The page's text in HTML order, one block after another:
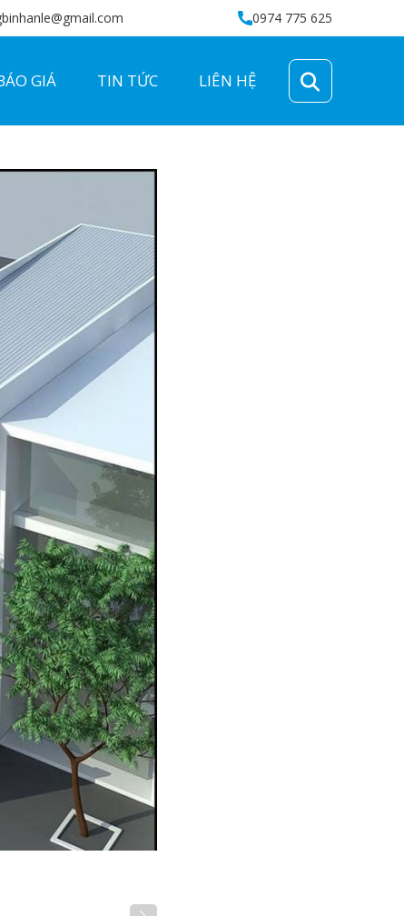
0974 775 625
GIÁ TIN TỨC LIÊN HỆ